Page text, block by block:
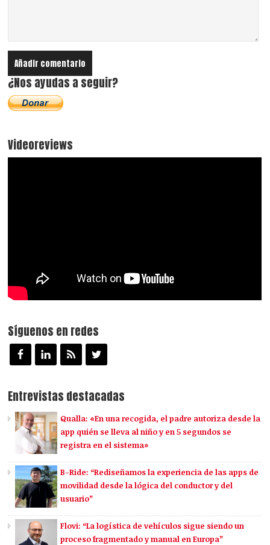
¿Nos ayudas a seguir?
Videoreviews
Síguenos en redes
Entrevistas destacadas
Qualla: «En una recogida, el padre autoriza desde la
app quién se lleva al niño y en 5 segundos se
registra en el sistema»
B-Ride: “Rediseñamos la experiencia de las apps de
movilidad desde la lógica del conductor y del
usuario”
Flovi: “La logística de vehículos sigue siendo un
proceso fragmentado y manual en Europa”